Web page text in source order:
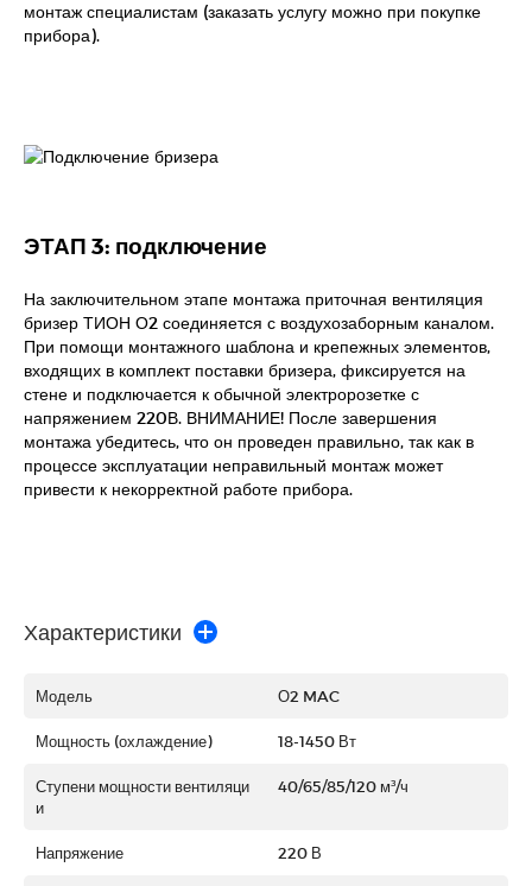
монтаж специалистам (заказать услугу можно при покупке
прибора).
ЭТАП 3: подключение
На заключительном этапе монтажа приточная вентиляция
бризер ТИОН О2 соединяется с воздухозаборным каналом.
При помощи монтажного шаблона и крепежных элементов,
входящих в комплект поставки бризера, фиксируется на
стене и подключается к обычной электророзетке с
напряжением 220В. ВНИМАНИЕ! После завершения
монтажа убедитесь, что он проведен правильно, так как в
процессе эксплуатации неправильный монтаж может
привести к некорректной работе прибора.
Характеристики
Модель О2 MAC
Мощность (охлаждение) 18-1450 Вт
Ступени мощности вентиляци
и
40/65/85/120 м³/ч
Напряжение 220 В